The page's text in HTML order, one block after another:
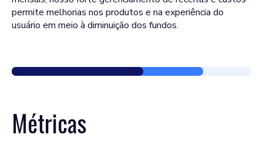
permite melhorias nos produtos e na experiência do
usuário em meio à diminuição dos fundos.
Métricas